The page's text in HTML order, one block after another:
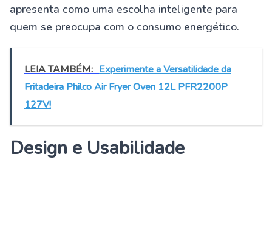
apresenta como uma escolha inteligente para
quem se preocupa com o consumo energético.
LEIA TAMBÉM: Experimente a Versatilidade da
Fritadeira Philco Air Fryer Oven 12L PFR2200P
127V!
Design e Usabilidade